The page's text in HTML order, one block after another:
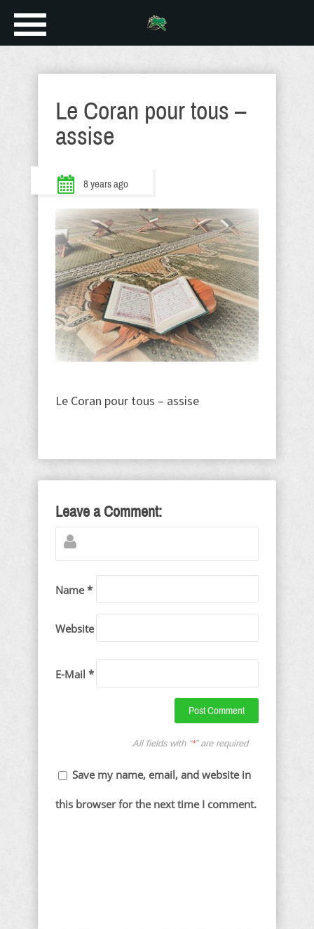
Le Coran pour tous –
assise
8 years ago
Le Coran pour tous – assise
Leave a Comment:
Name *
Website
E-Mail *
All fields with “*” are required
Save my name, email, and website in
this browser for the next time I comment.